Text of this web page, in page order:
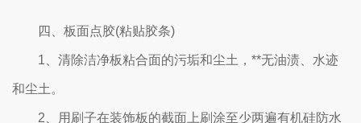
四、板面点胶(粘贴胶条)
1、清除洁净板粘合面的污垢和尘土，**无油渍、水迹
和尘土。
2、用刷子在装饰板的截面上刷涂至少两遍有机硅防水